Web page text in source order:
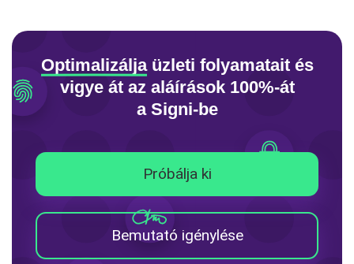
Optimalizáljaüzleti folyamataités
vigye át az aláírások 100%-át
a Signi-be
Próbálja ki
Bemutató igénylése